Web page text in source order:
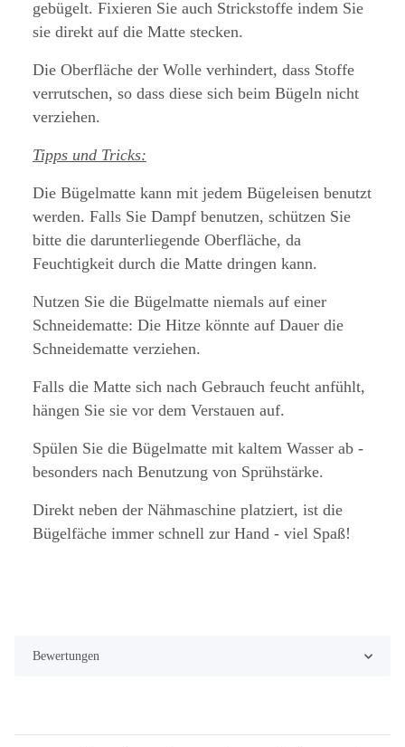
gebügelt. Fixieren Sie auch Strickstoffe indem Sie
sie direkt auf die Matte stecken.
Die Oberfläche der Wolle verhindert, dass Stoffe
verrutschen, so dass diese sich beim Bügeln nicht
verziehen.
Tipps und Tricks:
Die Bügelmatte kann mit jedem Bügeleisen benutzt
werden. Falls Sie Dampf benutzen, schützen Sie
bitte die darunterliegende Oberfläche, da
Feuchtigkeit durch die Matte dringen kann.
Nutzen Sie die Bügelmatte niemals auf einer
Schneidematte: Die Hitze könnte auf Dauer die
Schneidematte verziehen.
Falls die Matte sich nach Gebrauch feucht anfühlt,
hängen Sie sie vor dem Verstauen auf.
Spülen Sie die Bügelmatte mit kaltem Wasser ab -
besonders nach Benutzung von Sprühstärke.
Direkt neben der Nähmaschine platziert, ist die
Bügelfäche immer schnell zur Hand - viel Spaß!
Bewertungen